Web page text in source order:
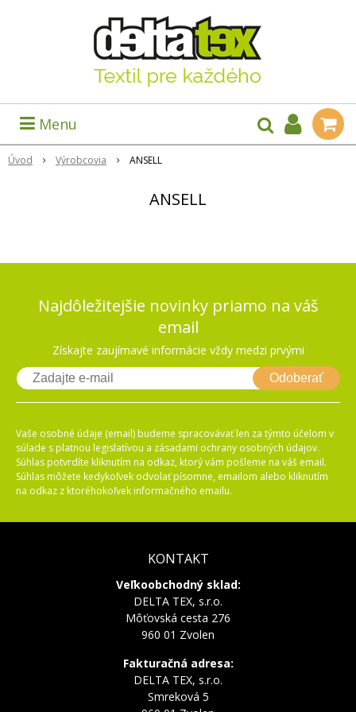
Menu
Úvod Výrobcovia ANSELL
ANSELL
Najdôležitejšie novinky priamo na váš
email
Získajte zaujímavé informácie vždy medzi prvými
Odoberať
Vaše osobné údaje (email) budeme spracovávať len za týmto účelom v
súlade s platnou legislatívou a zásadami ochrany osobných údajov.
Súhlas potvrdíte kliknutím na odkaz, ktorý vám pošleme na váš email.
Súhlas môžete kedykoľvek odvolať písomne, emailom alebo kliknutím
na odkaz z ktoréhokoľvek informačného emailu.
KONTAKT
Veľkoobchodný sklad:
DELTA TEX, s.r.o.
Môťovská cesta 276
960 01 Zvolen
Fakturačná adresa:
DELTA TEX, s.r.o.
Smreková 5